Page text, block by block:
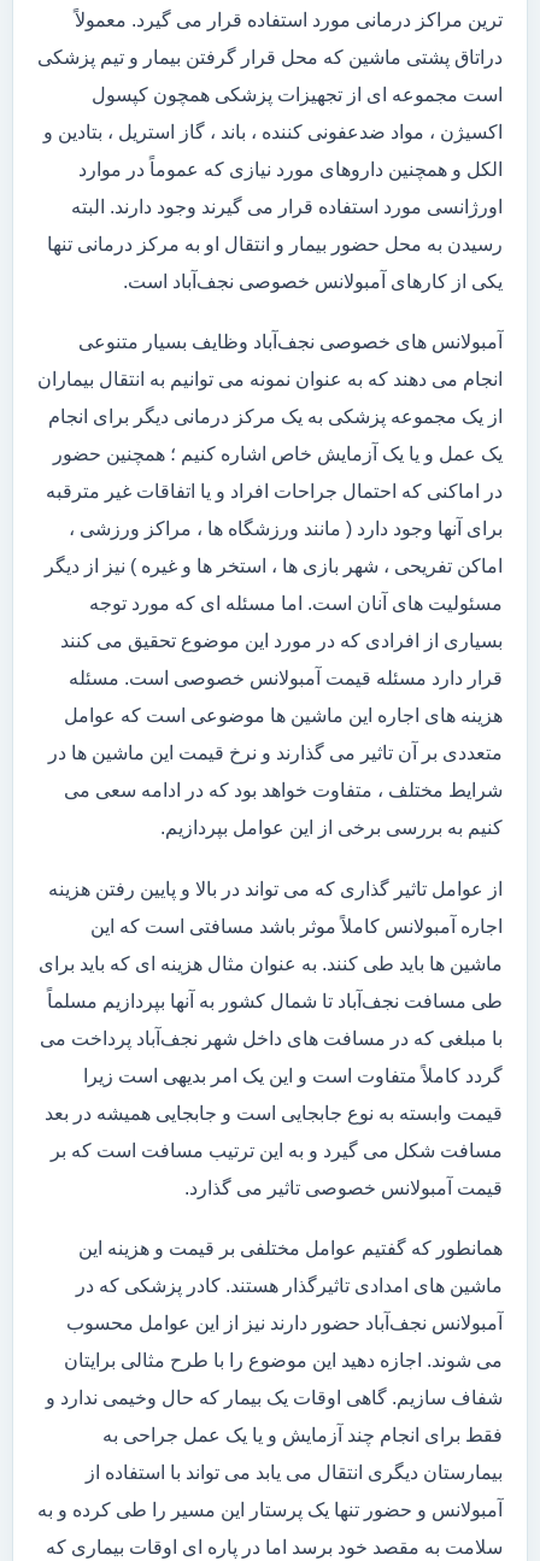
ترین مراکز درمانی مورد استفاده قرار می گیرد. معمولاً
دراتاق پشتی ماشین که محل قرار گرفتن بیمار و تیم پزشکی
است مجموعه ای از تجهیزات پزشکی همچون کپسول
اکسیژن ، مواد ضدعفونی کننده ، باند ، گاز استریل ، بتادین و
الکل و همچنین داروهای مورد نیازی که عموماً در موارد
اورژانسی مورد استفاده قرار می گیرند وجود دارند. البته
رسیدن به محل حضور بیمار و انتقال او به مرکز درمانی تنها
یکی از کارهای آمبولانس خصوصی نجف‌آباد است.
آمبولانس های خصوصی نجف‌آباد وظایف بسیار متنوعی
انجام می دهند که به عنوان نمونه می توانیم به انتقال بیماران
از یک مجموعه پزشکی به یک مرکز درمانی دیگر برای انجام
یک عمل و یا یک آزمایش خاص اشاره کنیم ؛ همچنین حضور
در اماکنی که احتمال جراحات افراد و یا اتفاقات غیر مترقبه
برای آنها وجود دارد ( مانند ورزشگاه ها ، مراکز ورزشی ،
اماکن تفریحی ، شهر بازی ها ، استخر ها و غیره ) نیز از دیگر
مسئولیت های آنان است. اما مسئله ای که مورد توجه
بسیاری از افرادی که در مورد این موضوع تحقیق می کنند
قرار دارد مسئله قیمت آمبولانس خصوصی است. مسئله
هزینه های اجاره این ماشین ها موضوعی است که عوامل
متعددی بر آن تاثیر می گذارند و نرخ قیمت این ماشین ها در
شرایط مختلف ، متفاوت خواهد بود که در ادامه سعی می
کنیم به بررسی برخی از این عوامل بپردازیم.
از عوامل تاثیر گذاری که می تواند در بالا و پایین رفتن هزینه
اجاره آمبولانس کاملاً موثر باشد مسافتی است که این
ماشین ها باید طی کنند. به عنوان مثال هزینه ای که باید برای
طی مسافت نجف‌آباد تا شمال کشور به آنها بپردازیم مسلماً
با مبلغی که در مسافت های داخل شهر نجف‌آباد پرداخت می
گردد کاملاً متفاوت است و این یک امر بدیهی است زیرا
قیمت وابسته به نوع جابجایی است و جابجایی همیشه در بعد
مسافت شکل می گیرد و به این ترتیب مسافت است که بر
قیمت آمبولانس خصوصی تاثیر می گذارد.
همانطور که گفتیم عوامل مختلفی بر قیمت و هزینه این
ماشین های امدادی تاثیرگذار هستند. کادر پزشکی که در
آمبولانس نجف‌آباد حضور دارند نیز از این عوامل محسوب
می شوند. اجازه دهید این موضوع را با طرح مثالی برایتان
شفاف سازیم. گاهی اوقات یک بیمار که حال وخیمی ندارد و
فقط برای انجام چند آزمایش و یا یک عمل جراحی به
بیمارستان دیگری انتقال می یابد می تواند با استفاده از
آمبولانس و حضور تنها یک پرستار این مسیر را طی کرده و به
سلامت به مقصد خود برسد اما در پاره ای اوقات بیماری که